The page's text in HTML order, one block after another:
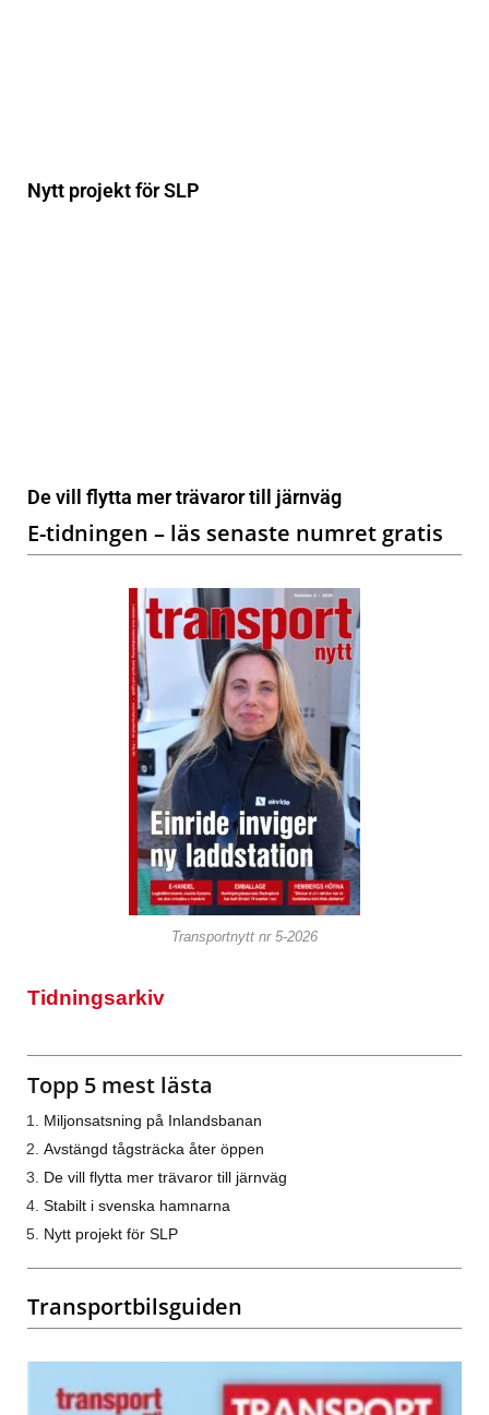
Nytt projekt för SLP
De vill flytta mer trävaror till järnväg
E-tidningen – läs senaste numret gratis
Transportnytt nr 5-2026
Tidningsarkiv
Topp 5 mest lästa
Miljonsatsning på Inlandsbanan
Avstängd tågsträcka åter öppen
De vill flytta mer trävaror till järnväg
Stabilt i svenska hamnarna
Nytt projekt för SLP
Transportbilsguiden